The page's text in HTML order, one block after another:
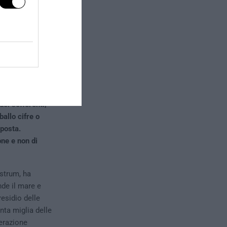
confini è
seguirà il
verso i
alla
sofferenti,
cifre o
e non di
ha
il mare e
delle
miglia delle